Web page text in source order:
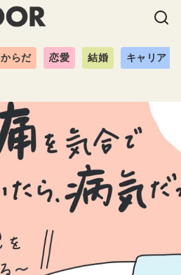
からだ 恋愛 結婚 キャリア